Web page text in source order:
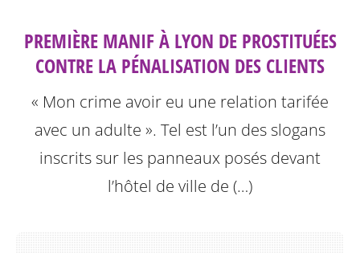
PREMIÈRE MANIF À LYON DE PROSTITUÉES
CONTRE LA PÉNALISATION DES CLIENTS
« Mon crime avoir eu une relation tarifée
avec un adulte ». Tel est l’un des slogans
inscrits sur les panneaux posés devant
l’hôtel de ville de (…)